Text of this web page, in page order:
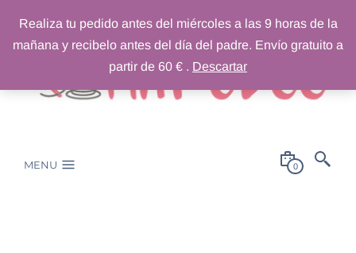
MENU 0
Realiza tu pedido antes del miércoles a las 9 horas de la
mañana y recibelo antes del día del padre. Envío gratuito a
partir de 60 € . Descartar